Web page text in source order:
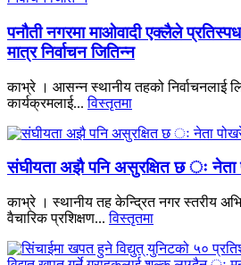
पनौती नगरमा माओवादी एक्लैले
मात्र निर्वाचन जितिन्न
काभ्रे । आसन्न स्थानीय तहको निर्वाचनलाई
कार्यक्रमलाई...विस्तृतमा
संघीयता अझै पनि असुरक्षित छ ः नेता
काभ्रे । स्थानीय तह केन्द्रित नगर स्तरीय
वैचारिक प्रशिक्षण...विस्तृतमा